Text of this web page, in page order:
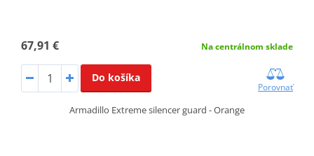
67,91 € Na centrálnom sklade
Do košíka
Porovnať
Armadillo Extreme silencer guard - Orange